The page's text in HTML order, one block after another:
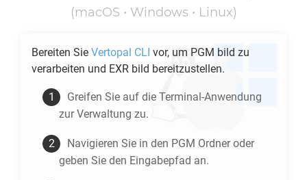
(macOS • Windows • Linux)
Bereiten Sie Vertopal CLI vor, um PGM bild zu
verarbeiten und EXR bild bereitzustellen.
Greifen Sie auf die Terminal-Anwendung
zur Verwaltung zu.
Navigieren Sie in den PGM Ordner oder
geben Sie den Eingabepfad an.